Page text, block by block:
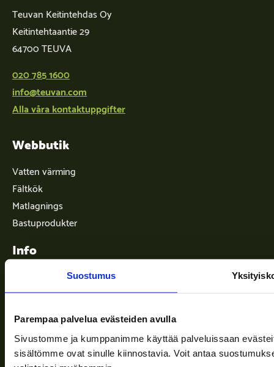
Suostumus
Parempaa palvelua evästeiden avulla
Sivustomme ja kumppanimme käyttää palveluissaan
sisältömme ovat sinulle kiinnostavia. Voit antaa
Teuvan Keitintehdas Oy
Keitintehtaantie 29
64700 TEUVA
020 785 1600
info@teuvan.com
Alla våra kontaktuppgifter
Webbutik
Vatten värming
Fältkök
Matlagnings
Bastuprodukter
Info
Nyheter
Företaget